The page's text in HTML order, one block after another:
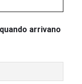
arrivano